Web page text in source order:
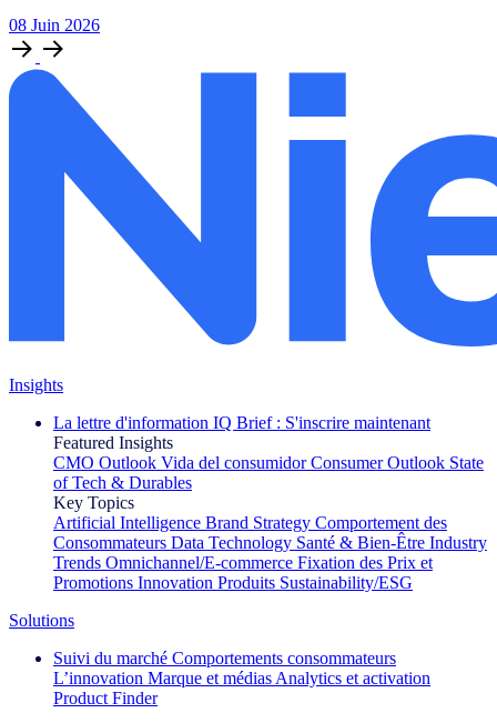
08 Juin 2026
Insights
La lettre d'information IQ Brief : S'inscrire maintenant
Featured Insights
CMO Outlook Vida del consumidor Consumer Outlook State
of Tech & Durables
Key Topics
Artificial Intelligence Brand Strategy Comportement des
Consommateurs Data Technology Santé & Bien-Être Industry
Trends Omnichannel/E-commerce Fixation des Prix et
Promotions Innovation Produits Sustainability/ESG
Solutions
Suivi du marché Comportements consommateurs
L’innovation Marque et médias Analytics et activation
Product Finder